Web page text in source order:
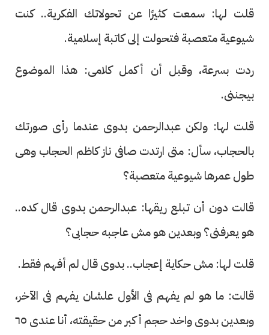
قلت لها: سمعت كثيرًا عن تحولاتك الفكرية.. كنت
شيوعية متعصبة فتحولت إلى كاتبة إسلامية.
ردت بسرعة، وقبل أن أكمل كلامى: هذا الموضوع
بيجننى.
قلت لها: ولكن عبدالرحمن بدوى عندما رأى صورتك
بالحجاب، سأل: متى ارتدت صافى ناز كاظم الحجاب وهى
طول عمرها شيوعية متعصبة؟
قالت دون أن تبلع ريقها: عبدالرحمن بدوى قال كده..
هو يعرفنى؟ وبعدين هو مش عاجبه حجابى؟
قلت لها: مش حكاية إعجاب.. بدوى قال لم أفهم فقط.
قالت: ما هو لم يفهم فى الأول علشان يفهم فى الآخر،
وبعدين بدوى واخد حجم أكبر من حقيقته، أنا عندى ٦٥